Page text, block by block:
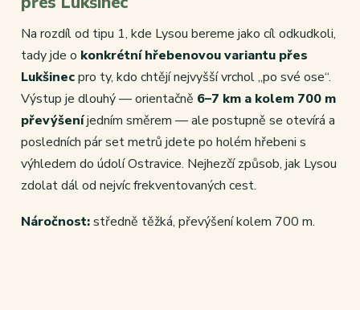
Na rozdíl od tipu 1, kde Lysou bereme jako cíl odkudkoli,
tady jde o konkrétní hřebenovou variantu přes
Lukšinecpro ty, kdo chtějí nejvyšší vrchol „po své ose“.
Výstup je dlouhý — orientačně 6–7 km a kolem 700 m
převýšeníjedním směrem — ale postupně se otevírá a
posledních pár set metrů jdete po holém hřebeni s
výhledem do údolí Ostravice. Nejhezčí způsob, jak Lysou
zdolat dál od nejvíc frekventovaných cest.
Náročnost:středně těžká, převýšení kolem 700 m.